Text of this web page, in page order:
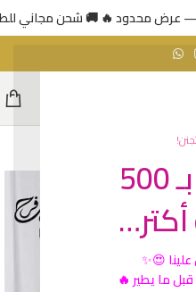
اشتري بـ 500
😍✨
ما يطير 🔥
🚚 شحن مجاني للطلبات فوق 500